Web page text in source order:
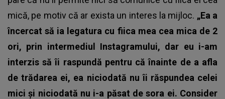
mică, pe motiv că ar exista un interes la mijloc. „Ea a
încercat să ia legatura cu fiica mea cea mica de 2
ori, prin intermediul Instagramului, dar eu i-am
interzis să îi raspundă pentru că înainte de a afla
de trădarea ei, ea niciodată nu îi răspundea celei
mici și niciodată nu i-a păsat de sora ei. Consider